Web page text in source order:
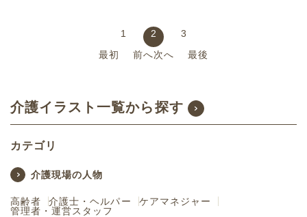
最初 前へ
1 2
3
次へ
最後
介護イラスト一覧から探す
カテゴリ
介護現場の人物
高齢者 介護士・ヘルパー
ケアマネジャー
管理者・運営スタッフ